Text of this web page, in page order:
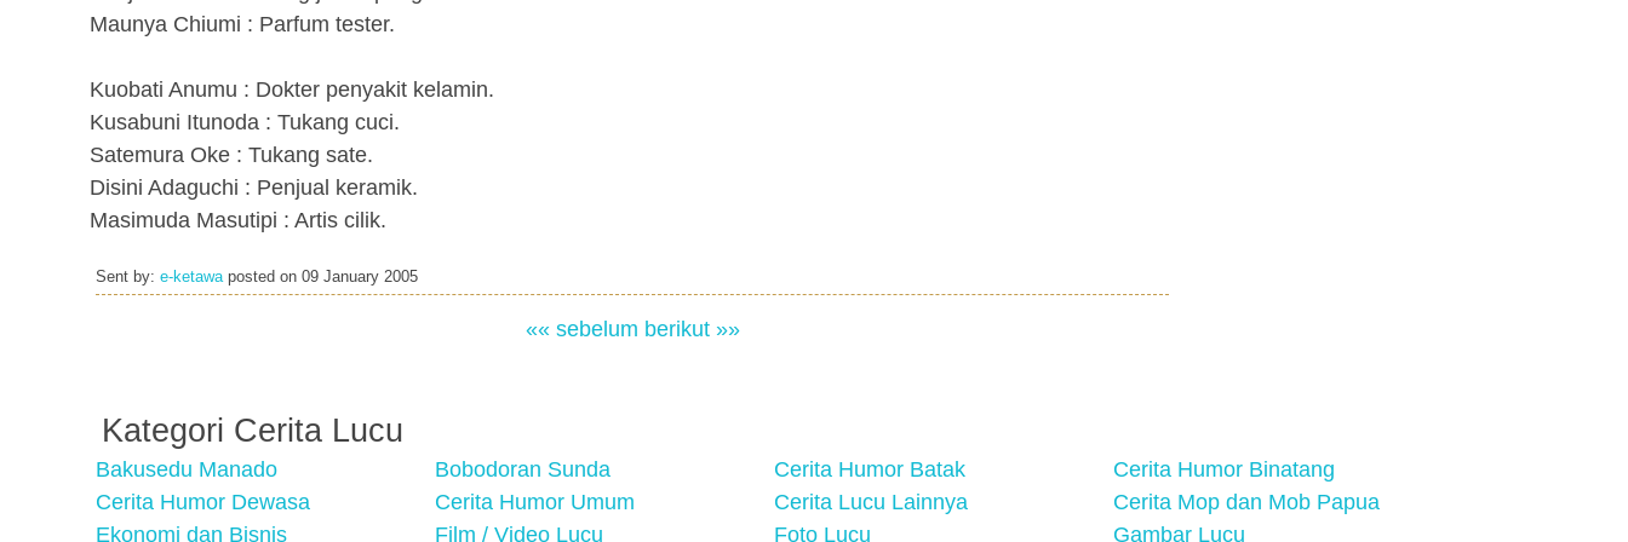
Maunya Chiumi : Parfum tester.
Kuobati Anumu : Dokter penyakit kelamin.
Kusabuni Itunoda : Tukang cuci.
Satemura Oke : Tukang sate.
Disini Adaguchi : Penjual keramik.
Masimuda Masutipi : Artis cilik.
Sent by: e-ketawaposted on 09 January 2005
«« sebelum berikut »»
Kategori Cerita Lucu
Bakusedu Manado Bobodoran Sunda Cerita Humor Batak
Cerita Humor Binatang
Cerita Humor Dewasa
Cerita Humor Umum Cerita Lucu Lainnya
Cerita Mop dan Mob Papua
Ekonomi dan Bisnis
Film / Video Lucu Foto Lucu Gambar Lucu